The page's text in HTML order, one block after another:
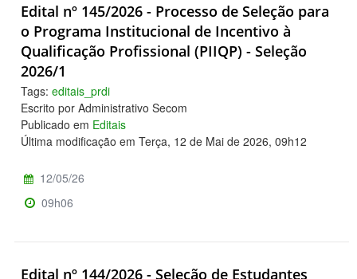
Edital nº 145/2026 - Processo de Seleção para
o Programa Institucional de Incentivo à
Qualificação Profissional (PIIQP) - Seleção
2026/1
Tags: editais_prdi
Escrito por Administrativo Secom
Publicado em Editais
Última modificação em Terça, 12 de Mai de 2026, 09h12
12/05/26
09h06
Edital nº 144/2026 - Seleção de Estudantes